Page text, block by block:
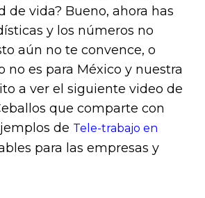
de vida? Bueno, ahora has
y los números no
aún no te convence, o
no es para México y nuestra
a ver el siguiente video de
que comparte con
de Tele-trabajo en
para las empresas y